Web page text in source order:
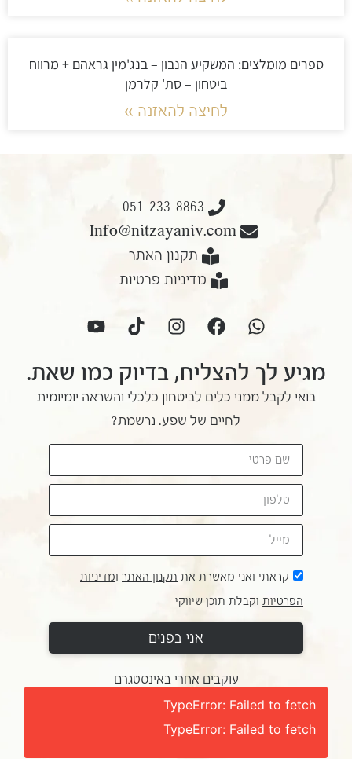
ספרים מומלצים: המשקיע הנבון – בנג'מין גראהם + מרווח
ביטחון – סת' קלרמן
לחיצה להאזנה »
051-233-8863
Info@nitzayaniv.com
תקנון האתר
מדיניות פרטיות
מגיע לך להצליח, בדיוק כמו שאת.
בואי לקבל ממני כלים לביטחון כלכלי והשראה יומיומית
לחיים של שפע. נרשמת?
קראתי ואני מאשרת את תקנון האתרומדיניות
הפרטיותוקבלת תוכן שיווקי
אני בפנים
עוקבים אחרי באינסטגרם
TypeError: Failed to fetch
TypeError: Failed to fetch